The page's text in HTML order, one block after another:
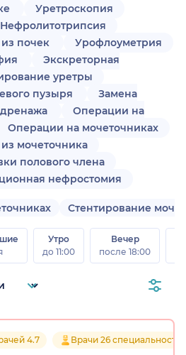
Уретроскопия
Нефролитотрипсия
почек
Урофлоуметрия
Экскреторная
уретры
пузыря
Замена
дренажа
Операции на
Операции на мочеточниках
мочеточника
полового члена
нефростомия
Стентирование
Утро
до 11:00
Вечер
после 18:00
4.7 Врачи 26